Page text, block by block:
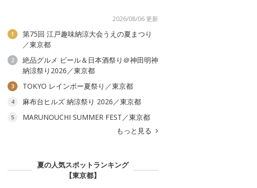
2026/08/06 更新
1
第75回 江戸趣味納涼大会うえの夏まつり
／東京都
2
絶品グルメ ビール＆日本酒祭り＠神田明神
納涼祭り2026／東京都
3 TOKYO レインボー夏祭り／東京都
4 麻布台ヒルズ 納涼祭り 2026／東京都
5
MARUNOUCHI SUMMER FEST／東京都
もっと見る
夏の人気スポットランキング
【東京都】